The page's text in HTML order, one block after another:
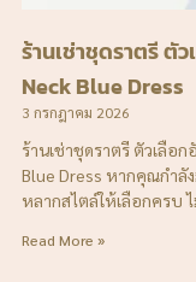
ร้านเช่าชุดราตรี
Neck Blue Dress
3 กรกฎาคม 2026
ร้านเช่าชุดราตรี ตัวเลือ
Blue Dress หากคุณกำลั
หลากสไตล์ให้เลือกครบ ไ
Read More »